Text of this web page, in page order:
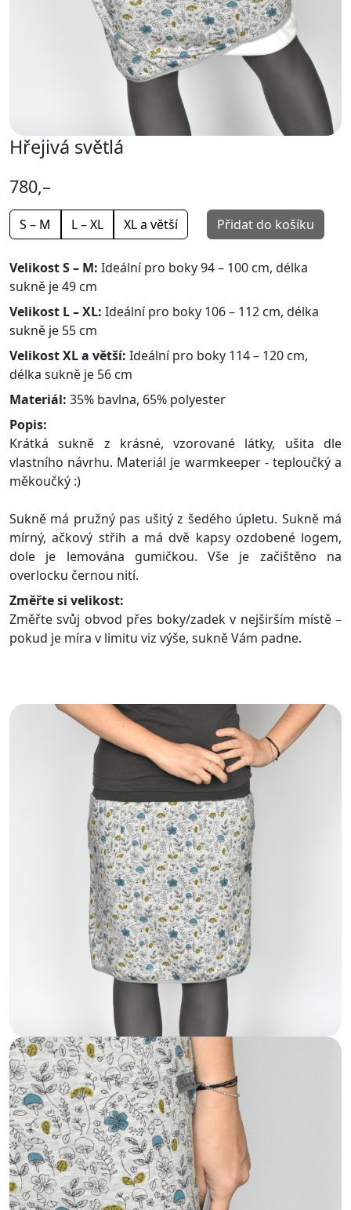
Hřejivá světlá
780,–
S – M L – XL XL a větší Přidat do košíku
Velikost S – M: Ideální pro boky 94 – 100 cm, délka
sukně je 49 cm
Velikost L – XL: Ideální pro boky 106 – 112 cm, délka
sukně je 55 cm
Velikost XL a větší: Ideální pro boky 114 – 120 cm,
délka sukně je 56 cm
Materiál: 35% bavlna, 65% polyester
Popis:
Krátká sukně z krásné, vzorované látky, ušita dle
vlastního návrhu. Materiál je warmkeeper - teploučký a
měkoučký :)
Sukně má pružný pas ušitý z šedého úpletu. Sukně má
mírný, ačkový střih a má dvě kapsy ozdobené logem,
dole je lemována gumičkou. Vše je začištěno na
overlocku černou nití.
Změřte si velikost:
Změřte svůj obvod přes boky/zadek v nejširším místě –
pokud je míra v limitu viz výše, sukně Vám padne.